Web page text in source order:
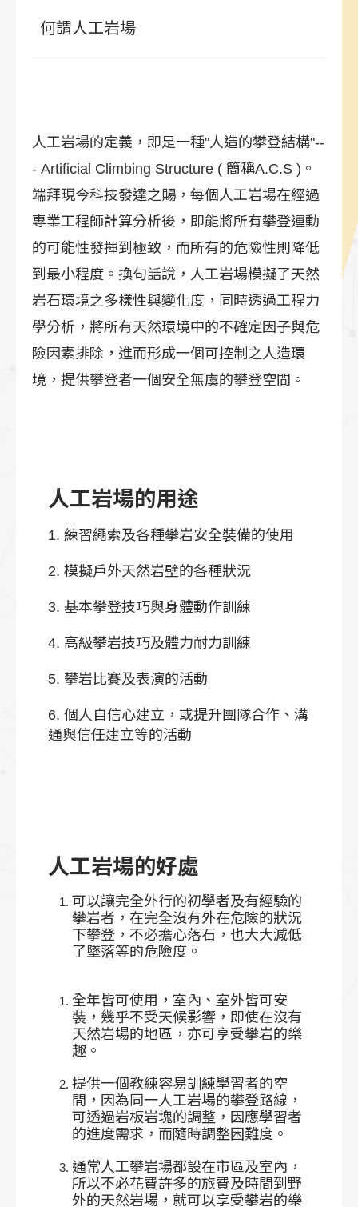
何謂人工岩場
人工岩場的定義，即是一種"人造的攀登結構"--
- Artificial Climbing Structure ( 簡稱A.C.S )。
端拜現今科技發達之賜，每個人工岩場在經過
專業工程師計算分析後，即能將所有攀登運動
的可能性發揮到極致，而所有的危險性則降低
到最小程度。換句話說，人工岩場模擬了天然
岩石環境之多樣性與變化度，同時透過工程力
學分析，將所有天然環境中的不確定因子與危
險因素排除，進而形成一個可控制之人造環
境，提供攀登者一個安全無虞的攀登空間。
人工岩場的用途
1. 練習繩索及各種攀岩安全裝備的使用
2. 模擬戶外天然岩壁的各種狀況
3. 基本攀登技巧與身體動作訓練
4. 高級攀岩技巧及體力耐力訓練
5. 攀岩比賽及表演的活動
6. 個人自信心建立，或提升團隊合作、溝
通與信任建立等的活動
人工岩場的好處
可以讓完全外行的初學者及有經驗的
攀岩者，在完全沒有外在危險的狀況
下攀登，不必擔心落石，也大大減低
了墜落等的危險度。
全年皆可使用，室內、室外皆可安
裝，幾乎不受天候影響，即使在沒有
天然岩場的地區，亦可享受攀岩的樂
趣。
提供一個教練容易訓練學習者的空
間，因為同一人工岩場的攀登路線，
可透過岩板岩塊的調整，因應學習者
的進度需求，而隨時調整困難度。
通常人工攀岩場都設在市區及室內，
所以不必花費許多的旅費及時間到野
外的天然岩場，就可以享受攀岩的樂